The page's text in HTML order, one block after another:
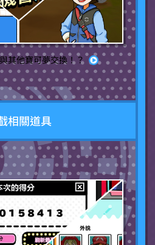
其他寶可夢交換！？
相關道具